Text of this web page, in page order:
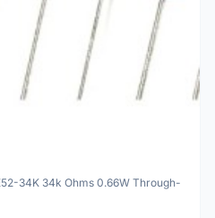
34K 34k Ohms 0.66W Through-